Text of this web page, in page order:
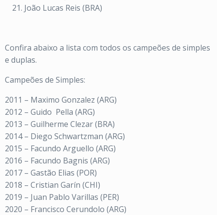
João Lucas Reis (BRA)
Confira abaixo a lista com todos os campeões de simples
e duplas.
Campeões de Simples:
2011 – Maximo Gonzalez (ARG)
2012 – Guido Pella (ARG)
2013 – Guilherme Clezar (BRA)
2014 – Diego Schwartzman (ARG)
2015 – Facundo Arguello (ARG)
2016 – Facundo Bagnis (ARG)
2017 – Gastão Elias (POR)
2018 – Cristian Garín (CHI)
2019 – Juan Pablo Varillas (PER)
2020 – Francisco Cerundolo (ARG)